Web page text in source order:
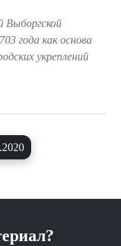
года как основа
укреплений